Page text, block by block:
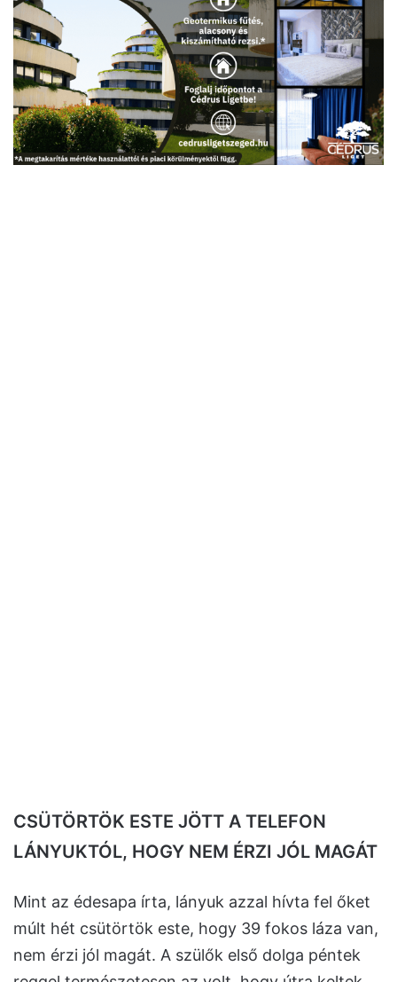
CSÜTÖRTÖK ESTE JÖTT A TELEFON
LÁNYUKTÓL, HOGY NEM ÉRZI JÓL MAGÁT
Mint az édesapa írta, lányuk azzal hívta fel őket
múlt hét csütörtök este, hogy 39 fokos láza van,
nem érzi jól magát. A szülők első dolga péntek